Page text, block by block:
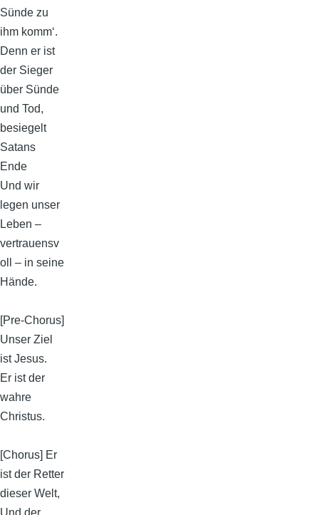
Sünde zu
ihm komm‘.
Denn er ist
der Sieger
über Sünde
und Tod,
besiegelt
Satans
Ende
Und wir
legen unser
Leben –
vertrauensv
oll – in seine
Hände.
[Pre-Chorus]
Unser Ziel
ist Jesus.
Er ist der
wahre
Christus.
[Chorus] Er
ist der Retter
dieser Welt,
Und der